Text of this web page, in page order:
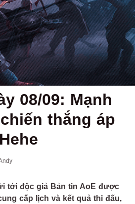
08/09: Mạnh
thắng áp
tới độc giả Bản tin AoE được
cấp lịch và kết quả thi đấu,